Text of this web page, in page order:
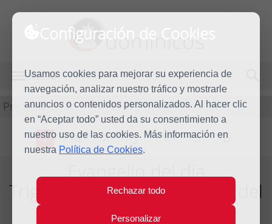
Configuración de Cookies
Usamos cookies para mejorar su experiencia de
navegación, analizar nuestro tráfico y mostrarle
anuncios o contenidos personalizados. Al hacer clic
en “Aceptar todo” usted da su consentimiento a
nuestro uso de las cookies. Más información en
nuestra Política de Cookies.
Rechazar todo
Personalizar
dominicos
MENÚ
Predicación
L M X J V S D
Evangelio del día
Trigésimo segunda semana del
Tiempo Ordinario